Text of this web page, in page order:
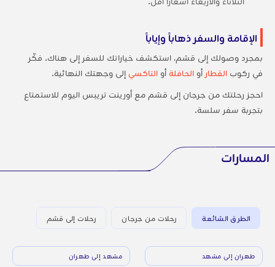
الإقامة والسفر ذهاباً وإياباً
بمجرد وصولك إلى قشم، استكشف خياراتك للسفر إلى هناك. فكّر
في ركوب القطار أو الحافلة أو التاكسيإلى وجهتك النهائية.
احجز رحلتك من جرجان إلى قشم مع أورينت تريبس اليوم للاستمتاع
بتجربة سفر سلسة.
المسارات
الطرق الشائعة رحلات من جرجان رحلات إلى قشم
طهران إلى مشهد مشهد إلى طهران